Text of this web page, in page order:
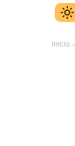
Inicio